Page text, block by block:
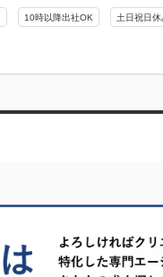
10時以降出社OK 土日祝日休